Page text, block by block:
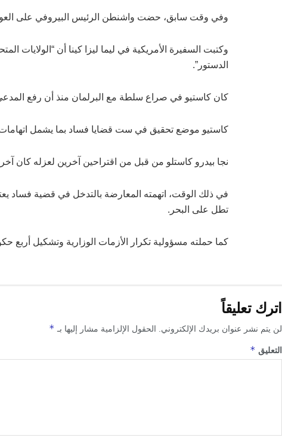
وفي وقت سابق، حضت واشنطن الرئيس البيروفي على العودة
وكتبت السفيرة الأمريكية في ليما ليزا كينا أن
الدستور”.
كان كاستيو في صراع سلطة مع البرلمان منذ أن رفع
كاستيو موضع تحقيق في ست قضايا فساد بما يشمل اتهامات
نجا بيدرو كاستلو من قبل من اقتراحين آخرين لعزله كان
في ذلك الوقت، اتهمته المعارضة بالتدخل في قضية فساد
تطل على البحر.
كما حملته مسؤولية تكرار الأزمات الوزارية وتشكيل أربع
اترك تعليقاً
لن يتم نشر عنوان بريدك الإلكتروني. الحقول الإلزامية مشار إليها بـ *
التعليق *